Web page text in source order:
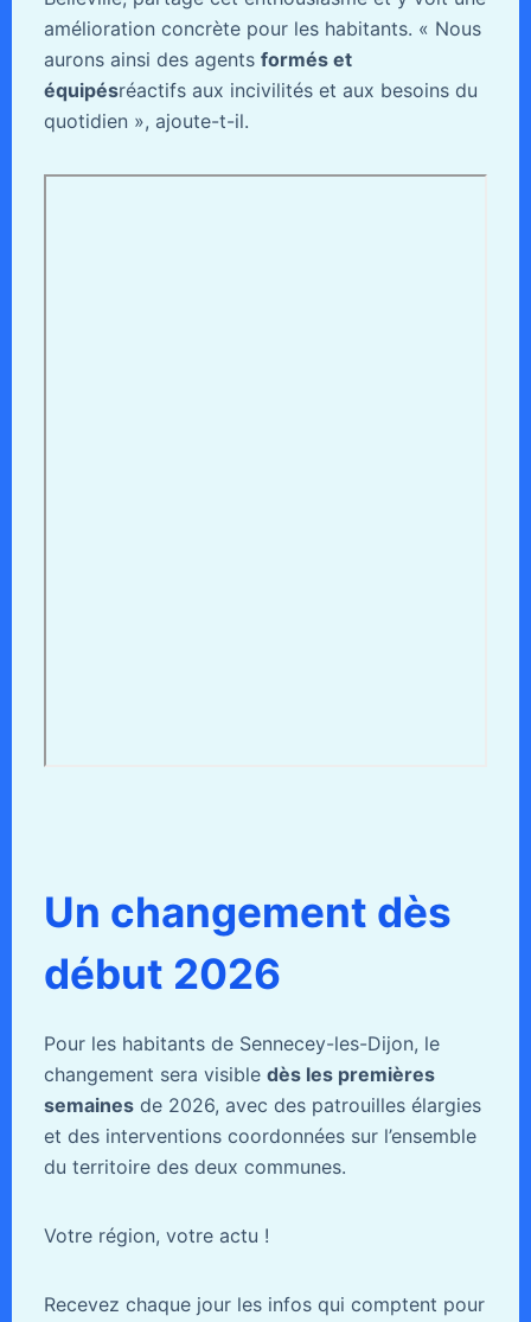
amélioration concrète pour les habitants. « Nous
aurons ainsi des agents formés et
équipésréactifs aux incivilités et aux besoins du
quotidien », ajoute-t-il.
Un changement dès
début 2026
Pour les habitants de Sennecey-les-Dijon, le
changement sera visible dès les premières
semainesde 2026, avec des patrouilles élargies
et des interventions coordonnées sur l’ensemble
du territoire des deux communes.
Votre région, votre actu !
Recevez chaque jour les infos qui comptent pour